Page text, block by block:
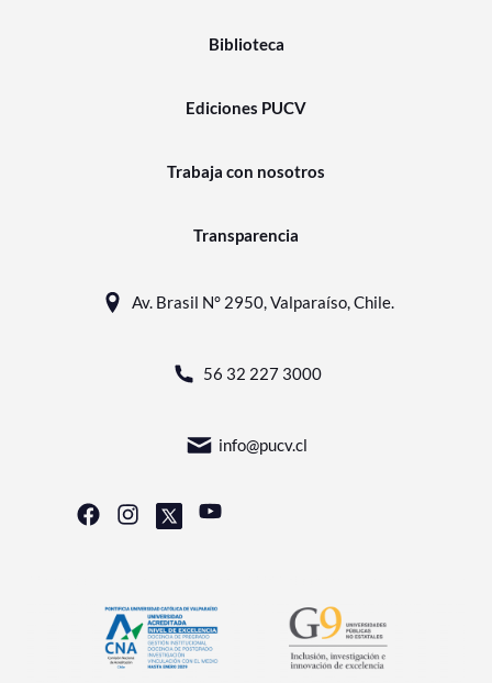
Biblioteca
Ediciones PUCV
Trabaja con nosotros
Transparencia
Av. Brasil N° 2950, Valparaíso, Chile.
56 32 227 3000
info@pucv.cl